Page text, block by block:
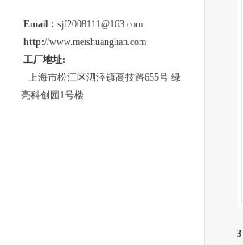
Email： sjf2008111@163.com
http://www.meishuanglian.com
工厂地址:
上海市松江区泗泾镇高技路655号 绿
亮科创园1号楼
3